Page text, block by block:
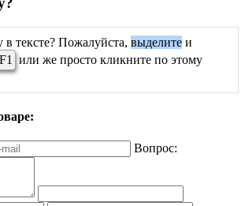
тексте? Пожалуйста, выделите и
F1
или же просто кликните по этому
Вопрос: